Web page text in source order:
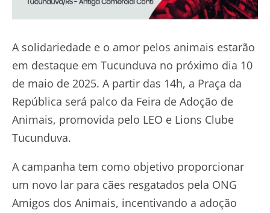
A solidariedade e o amor pelos animais estarão
em destaque em Tucunduva no próximo dia 10
de maio de 2025. A partir das 14h, a Praça da
República será palco da Feira de Adoção de
Animais, promovida pelo LEO e Lions Clube
Tucunduva.
A campanha tem como objetivo proporcionar
um novo lar para cães resgatados pela ONG
Amigos dos Animais, incentivando a adoção